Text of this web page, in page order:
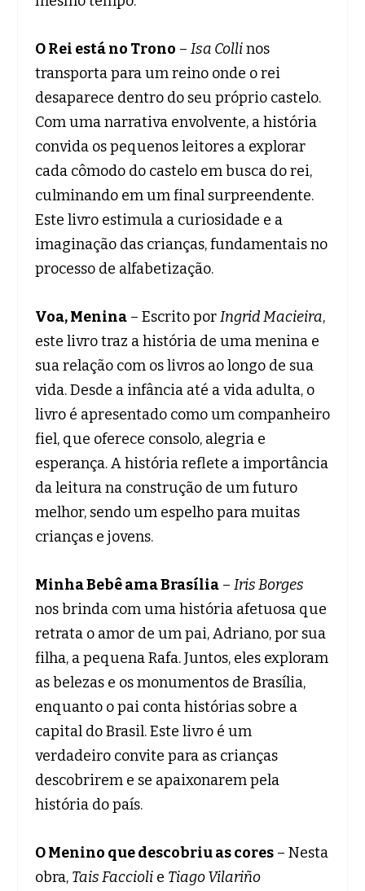
O Rei está no Trono – Isa Collinos
transporta para um reino onde o rei
desaparece dentro do seu próprio castelo.
Com uma narrativa envolvente, a história
convida os pequenos leitores a explorar
cada cômodo do castelo em busca do rei,
culminando em um final surpreendente.
Este livro estimula a curiosidade e a
imaginação das crianças, fundamentais no
processo de alfabetização.
Voa, Menina– Escrito porIngrid Macieira,
este livro traz a história de uma menina e
sua relação com os livros ao longo de sua
vida. Desde a infância até a vida adulta, o
livro é apresentado como um companheiro
fiel, que oferece consolo, alegria e
esperança. A história reflete a importância
da leitura na construção de um futuro
melhor, sendo um espelho para muitas
crianças e jovens.
Minha Bebê ama Brasília– Iris Borges
nos brinda com uma história afetuosa que
retrata o amor de um pai, Adriano, por sua
filha, a pequena Rafa. Juntos, eles exploram
as belezas e os monumentos de Brasília,
enquanto o pai conta histórias sobre a
capital do Brasil. Este livro é um
verdadeiro convite para as crianças
descobrirem e se apaixonarem pela
história do país.
O Menino que descobriu as cores– Nesta
obra, Tais Facciolie Tiago Vilariño